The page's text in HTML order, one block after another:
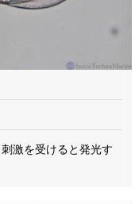
激を受けると発光す